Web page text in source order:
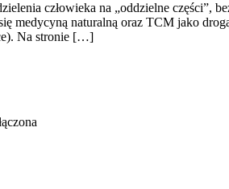
człowieka na „oddzielne części”,
medycyną naturalną oraz TCM jako
Na stronie […]